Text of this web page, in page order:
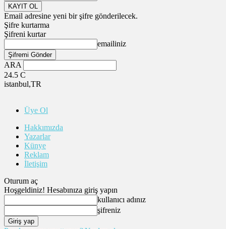
Email adresine yeni bir şifre gönderilecek.
Şifre kurtarma
Şifreni kurtar
emailiniz
ARA
24.5 C
istanbul,TR
Üye Ol
Hakkımızda
Yazarlar
Künye
Reklam
İletişim
Oturum aç
Hoşgeldiniz! Hesabınıza giriş yapın
kullanıcı adınız
şifreniz